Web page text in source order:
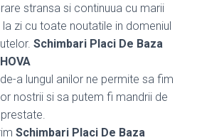
stransa si continuua cu marii
zi cu toate noutatile in domeniul
Schimbari Placi De Baza
a lungul anilor ne permite sa fim
nostrii si sa putem fi mandrii de
Schimbari Placi De Baza